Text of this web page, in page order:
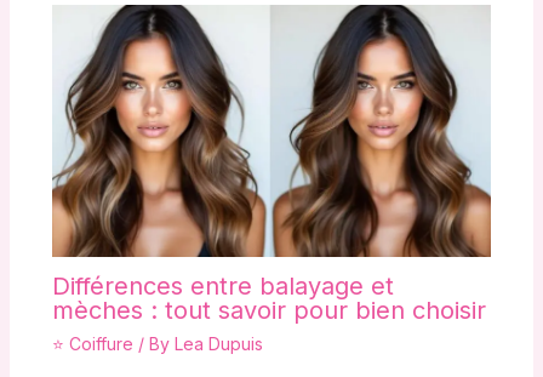
Différences entre balayage et
mèches : tout savoir pour bien choisir
⭐ Coiffure / By Lea Dupuis